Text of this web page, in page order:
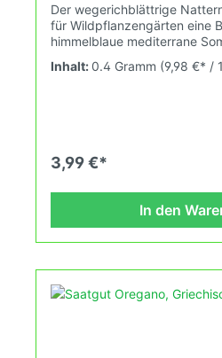
Der wegerichblättrige
für Wildpflanzengärten eine
himmelblaue mediterrane
und reich. Sehr gut besuchte
Insektenweide für eher
80 Pflanzen. Pflanzenhöhe:
Pflanzabstand: 25 x 25 cm
Inhalt: 0.4 Gramm (9,98 €* /
3,99 €*
In den